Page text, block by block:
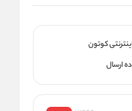
کوتون
ارسال